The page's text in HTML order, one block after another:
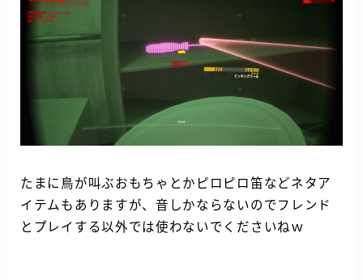
たまに鳥が叫ぶおもちゃとかピロピロ笛などネタア
イテムもありますが、音しかならないのでフレンド
とプレイする以外では使わないでくださいねｗ